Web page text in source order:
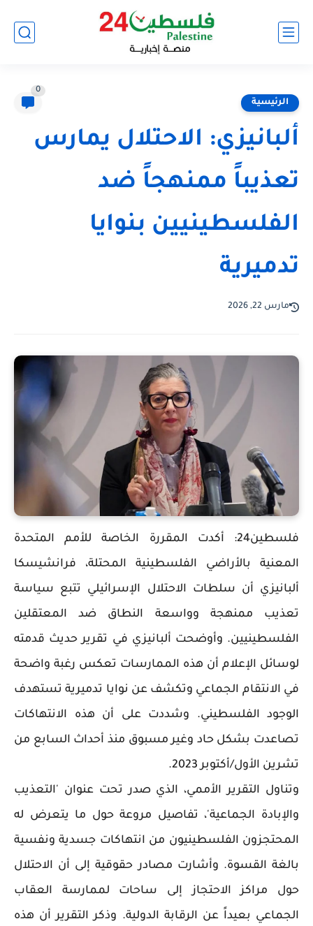
الرئيسية
0
ألبانيزي: الاحتلال يمارس
تعذيباً ممنهجاً ضد
الفلسطينيين بنوايا
تدميرية
مارس 22, 2026
فلسطين24: أكدت المقررة الخاصة للأمم المتحدة
المعنية بالأراضي الفلسطينية المحتلة، فرانشيسكا
ألبانيزي أن سلطات الاحتلال الإسرائيلي تتبع سياسة
تعذيب ممنهجة وواسعة النطاق ضد المعتقلين
الفلسطينيين. وأوضحت ألبانيزي في تقرير حديث قدمته
لوسائل الإعلام أن هذه الممارسات تعكس رغبة واضحة
في الانتقام الجماعي وتكشف عن نوايا تدميرية تستهدف
الوجود الفلسطيني. وشددت على أن هذه الانتهاكات
تصاعدت بشكل حاد وغير مسبوق منذ أحداث السابع من
تشرين الأول/أكتوبر 2023.
وتناول التقرير الأممي، الذي صدر تحت عنوان 'التعذيب
والإبادة الجماعية'، تفاصيل مروعة حول ما يتعرض له
المحتجزون الفلسطينيون من انتهاكات جسدية ونفسية
بالغة القسوة. وأشارت مصادر حقوقية إلى أن الاحتلال
حول مراكز الاحتجاز إلى ساحات لممارسة العقاب
الجماعي بعيداً عن الرقابة الدولية. وذكر التقرير أن هذه